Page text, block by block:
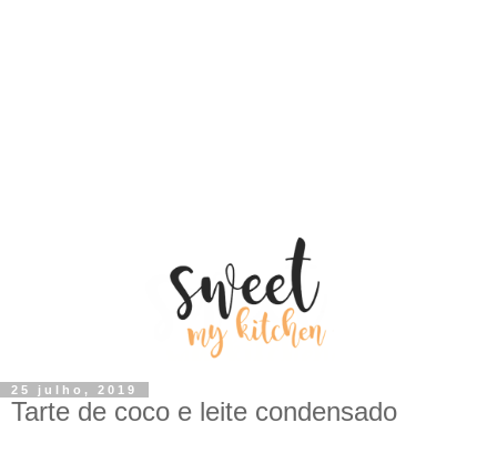
25 julho, 2019
Tarte de coco e leite condensado